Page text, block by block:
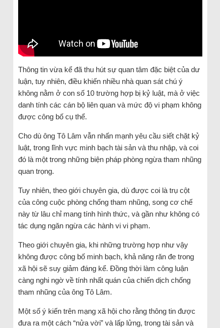
Thông tin vừa kể đã thu hút sự quan tâm đặc biệt của dư
luận, tuy nhiên, điều khiến nhiều nhà quan sát chú ý
không nằm ở con số 10 trường hợp bị kỷ luật, mà ở việc
danh tính các cán bộ liên quan và mức độ vi phạm không
được công bố cụ thể.
Cho dù ông Tô Lâm vẫn nhấn mạnh yêu cầu siết chặt kỷ
luật, trong lĩnh vực minh bạch tài sản và thu nhập, và coi
đó là một trong những biện pháp phòng ngừa tham nhũng
quan trọng.
Tuy nhiên, theo giới chuyên gia, dù được coi là trụ cột
của công cuộc phòng chống tham nhũng, song cơ chế
này từ lâu chỉ mang tính hình thức, và gần như không có
tác dụng ngăn ngừa các hành vi vi phạm.
Theo giới chuyên gia, khi những trường hợp như vậy
không được công bố minh bạch, khả năng răn đe trong
xã hội sẽ suy giảm đáng kể. Đồng thời làm công luận
càng nghi ngờ về tính nhất quán của chiến dịch chống
tham nhũng của ông Tô Lâm.
Một số ý kiến trên mạng xã hội cho rằng thông tin được
đưa ra một cách “nửa vời” và lấp lửng, trong tài sản và